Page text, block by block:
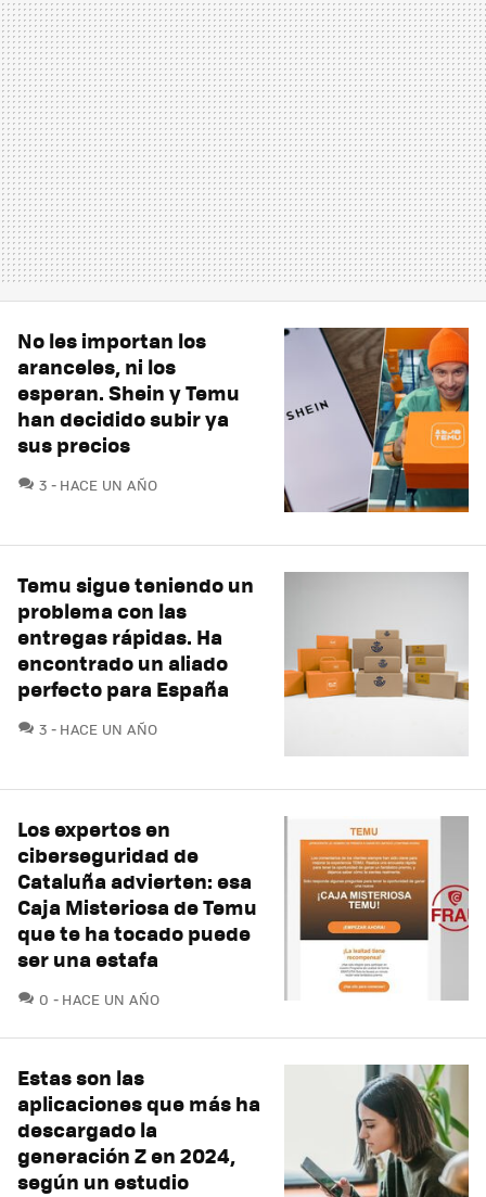
No les importan los
aranceles, ni los
esperan. Shein y Temu
han decidido subir ya
sus precios
3 COMENTARIOS
HACE UN AÑO
Temu sigue teniendo un
problema con las
entregas rápidas. Ha
encontrado un aliado
perfecto para España
3 COMENTARIOS
HACE UN AÑO
Los expertos en
ciberseguridad de
Cataluña advierten: esa
Caja Misteriosa de Temu
que te ha tocado puede
ser una estafa
0 COMENTARIOS
HACE UN AÑO
Estas son las
aplicaciones que más ha
descargado la
generación Z en 2024,
según un estudio